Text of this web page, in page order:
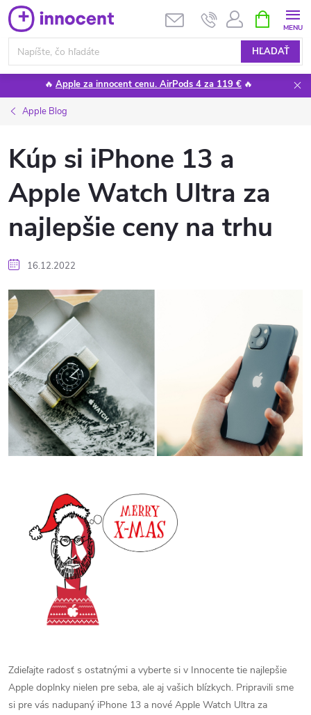
Prejsť
na
obsah
HĽADAŤ
KOŠÍK
🔥 Apple za innocent cenu. AirPods 4 za 119 € 🔥
Apple Blog
Kúp si iPhone 13 a
Apple Watch Ultra za
najlepšie ceny na trhu
16.12.2022
Zdieľajte radosť s ostatnými a vyberte si v Innocente tie najlepšie
Apple doplnky nielen pre seba, ale aj vašich blízkych. Pripravili sme
si pre vás nadupaný iPhone 13 a nové Apple Watch Ultra za